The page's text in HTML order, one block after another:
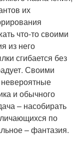
их
что-то своими
из него
сгибается без
Своими
и обычного
– насобирать
по
– фантазия.